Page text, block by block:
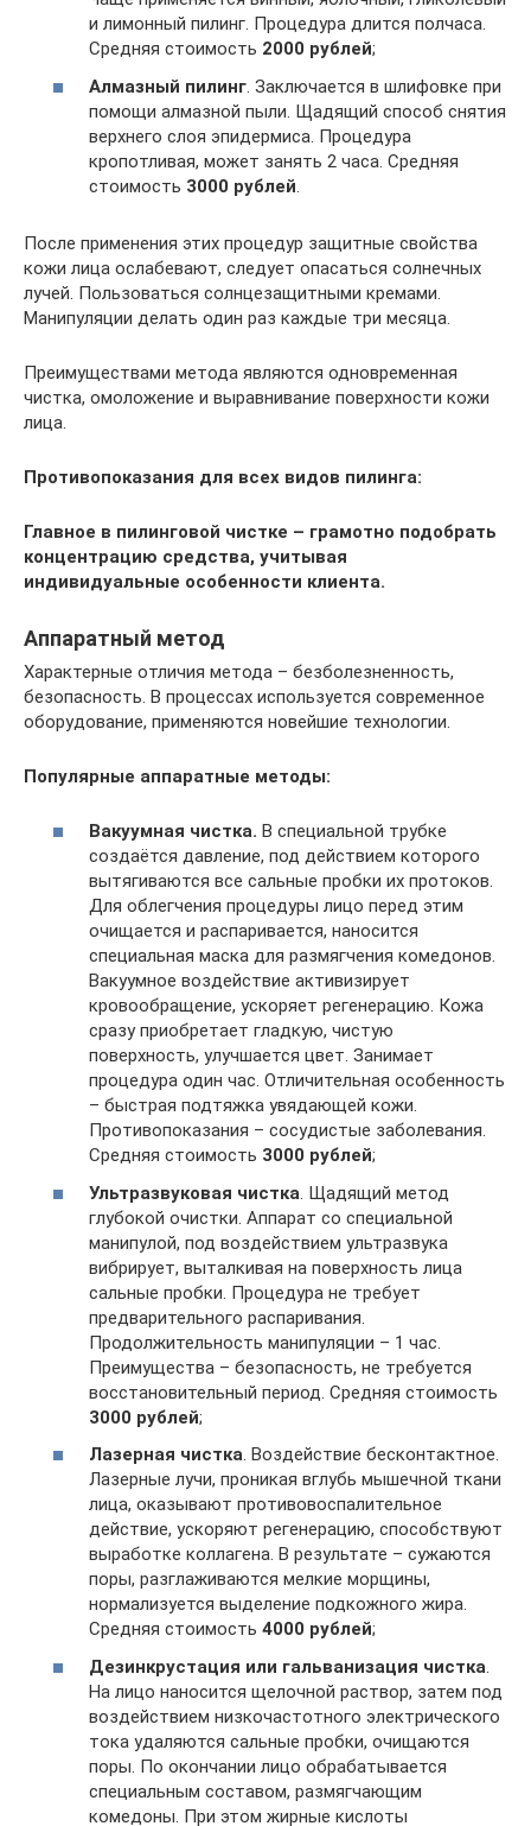
и лимонный пилинг. Процедура длится полчаса.
Средняя стоимость 2000 рублей;
Алмазный пилинг . Заключается в шлифовке при
помощи алмазной пыли. Щадящий способ снятия
верхнего слоя эпидермиса. Процедура
кропотливая, может занять 2 часа. Средняя
стоимость 3000 рублей
После применения этих процедур защитные свойства
кожи лица ослабевают, следует опасаться солнечных
лучей. Пользоваться солнцезащитными кремами.
Манипуляции делать один раз каждые три месяца.
Преимуществами метода являются одновременная
чистка, омоложение и выравнивание поверхности кожи
лица.
Противопоказания для всех видов пилинга:
Главное в пилинговой чистке – грамотно подобрать
концентрацию средства, учитывая
индивидуальные особенности клиента.
Аппаратный метод
Характерные отличия метода – безболезненность,
безопасность. В процессах используется современное
оборудование, применяются новейшие технологии.
Популярные аппаратные методы:
Вакуумная чистка. В специальной трубке
создаётся давление, под действием которого
вытягиваются все сальные пробки их протоков.
Для облегчения процедуры лицо перед этим
очищается и распаривается, наносится
специальная маска для размягчения комедонов.
Вакуумное воздействие активизирует
кровообращение, ускоряет регенерацию. Кожа
сразу приобретает гладкую, чистую
поверхность, улучшается цвет. Занимает
процедура один час. Отличительная особенность
– быстрая подтяжка увядающей кожи.
Противопоказания – сосудистые заболевания.
Средняя стоимость 3000 рублей;
Ультразвуковая чистка . Щадящий метод
глубокой очистки. Аппарат со специальной
манипулой, под воздействием ультразвука
вибрирует, выталкивая на поверхность лица
сальные пробки. Процедура не требует
предварительного распаривания.
Продолжительность манипуляции – 1 час.
Преимущества – безопасность, не требуется
восстановительный период. Средняя стоимость
3000 рублей;
Лазерная чистка. Воздействие бесконтактное.
Лазерные лучи, проникая вглубь мышечной ткани
лица, оказывают противовоспалительное
действие, ускоряют регенерацию, способствуют
выработке коллагена. В результате – сужаются
поры, разглаживаются мелкие морщины,
нормализуется выделение подкожного жира.
Средняя стоимость 4000 рублей;
Дезинкрустация или гальванизация чистка
На лицо наносится щелочной раствор, затем под
воздействием низкочастотного электрического
тока удаляются сальные пробки, очищаются
поры. По окончании лицо обрабатывается
специальным составом, размягчающим
комедоны. При этом жирные кислоты